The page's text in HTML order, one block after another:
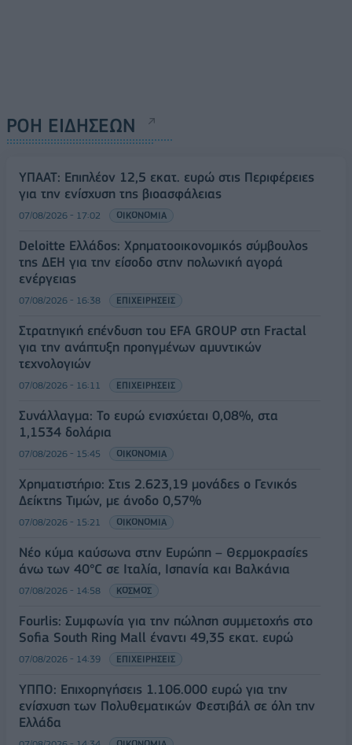
ΡΟΗ ΕΙΔΗΣΕΩΝ
ΥΠΑΑΤ: Επιπλέον 12,5 εκατ. ευρώ στις Περιφέρειες
για την ενίσχυση της βιοασφάλειας
07/08/2026 - 17:02 ΟΙΚΟΝΟΜΙΑ
Deloitte Ελλάδος: Χρηματοοικονομικός σύμβουλος
της ΔΕΗ για την είσοδο στην πολωνική αγορά
ενέργειας
07/08/2026 - 16:38 ΕΠΙΧΕΙΡΗΣΕΙΣ
Στρατηγική επένδυση του EFA GROUP στη Fractal
για την ανάπτυξη προηγμένων αμυντικών
τεχνολογιών
07/08/2026 - 16:11 ΕΠΙΧΕΙΡΗΣΕΙΣ
Συνάλλαγμα: Το ευρώ ενισχύεται 0,08%, στα
1,1534 δολάρια
07/08/2026 - 15:45 ΟΙΚΟΝΟΜΙΑ
Χρηματιστήριο: Στις 2.623,19 μονάδες ο Γενικός
Δείκτης Τιμών, με άνοδο 0,57%
07/08/2026 - 15:21 ΟΙΚΟΝΟΜΙΑ
Νέο κύμα καύσωνα στην Ευρώπη – Θερμοκρασίες
άνω των 40°C σε Ιταλία, Ισπανία και Βαλκάνια
07/08/2026 - 14:58 ΚΟΣΜΟΣ
Fourlis: Συμφωνία για την πώληση συμμετοχής στο
Sofia South Ring Mall έναντι 49,35 εκατ. ευρώ
07/08/2026 - 14:39 ΕΠΙΧΕΙΡΗΣΕΙΣ
ΥΠΠΟ: Επιχορηγήσεις 1.106.000 ευρώ για την
ενίσχυση των Πολυθεματικών Φεστιβάλ σε όλη την
Ελλάδα